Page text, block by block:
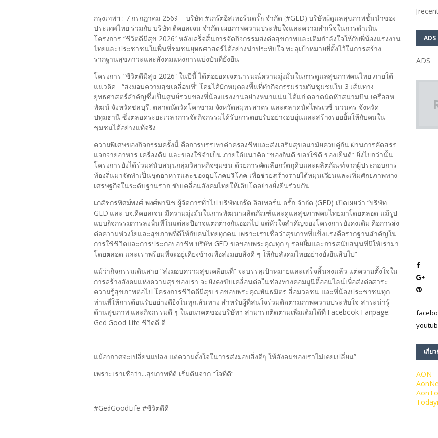
กรุงเทพฯ : 7 กรกฎาคม 2569 – บริษัท #เกร๊ตอิสเทอร์นดรั๊ก จำกัด (#GED) บริษัทผู้ดูแลสุขภาพชั้นนำของ
ประเทศไทย ร่วมกับ บริษัท ดีคอลเจน จำกัด เผยภาพความประทับใจและความสำเร็จในการดำเนิน
โครงการ “ชีวิตดีมีสุข 2026” หลังเสร็จสิ้นการจัดกิจกรรมส่งต่อสุขภาพและเติมกำลังใจให้กับพี่น้องแรงงาน
ไทยและประชาชนในพื้นที่ชุมชนยุทธศาสตร์ได้อย่างน่าประทับใจ ทะลุเป้าหมายที่ตั้งไว้ในการสร้าง
รากฐานสุขภาวะและสังคมแห่งการแบ่งปันที่ยั่งยืน
โครงการ “ชีวิตดีมีสุข 2026” ในปีนี้ ได้ต่อยอดเจตนารมณ์ความมุ่งมั่นในการดูแลสุขภาพคนไทย ภายใต้
แนวคิด “ส่งมอบความสุขเคลื่อนที่” โดยได้ปักหมุดลงพื้นที่ทำกิจกรรมร่วมกับชุมชนใน 3 เส้นทาง
ยุทธศาสตร์สำคัญซึ่งเป็นศูนย์รวมของพี่น้องแรงงานอย่างหนาแน่น ได้แก่ ตลาดนัดหัวสนามบิน เครือสห
พัฒน์ จังหวัดชลบุรี, ตลาดนัดวัดโคกขาม จังหวัดสมุทรสาคร และตลาดนัดไพรเวซี่ นวนคร จังหวัด
ปทุมธานี ซึ่งตลอดระยะเวลาการจัดกิจกรรมได้รับการตอบรับอย่างอบอุ่นและสร้างรอยยิ้มให้กับคนใน
ชุมชนได้อย่างแท้จริง
ความพิเศษของกิจกรรมครั้งนี้ คือการบรรเทาค่าครองชีพและส่งเสริมสุขอนามัยควบคู่กัน ผ่านการคัดสรร
แจกจ่ายอาหาร เครื่องดื่ม และของใช้จำเป็น ภายใต้แนวคิด “ของกินดี ของใช้ดี ของเย็นดี” ยิ่งไปกว่านั้น
โครงการยังได้ร่วมสนับสนุนกลุ่มวิสาหกิจชุมชน ด้วยการคัดเลือกวัตถุดิบและผลิตภัณฑ์จากผู้ประกอบการ
ท้องถิ่นมาจัดทำเป็นชุดอาหารและของอุปโภคบริโภค เพื่อช่วยสร้างรายได้หมุนเวียนและเพิ่มศักยภาพทาง
เศรษฐกิจในระดับฐานราก ขับเคลื่อนสังคมไทยให้เติบโตอย่างยั่งยืนร่วมกัน
เภสัชกรพิศม์พงศ์ พงศ์พานิช ผู้จัดการทั่วไป บริษัทเกร๊ต อิสเทอร์น ดรั๊ก จำกัด (GED) เปิดเผยว่า “บริษัท
GED และ บจ.ดีคอลเจน มีความมุ่งมั่นในการพัฒนาผลิตภัณฑ์และดูแลสุขภาพคนไทยมาโดยตลอด แม้รูป
แบบกิจกรรมการลงพื้นที่ในแต่ละปีอาจแตกต่างกันออกไป แต่หัวใจสำคัญของโครงการยังคงเดิม คือการส่ง
ต่อความห่วงใยและสุขภาพที่ดีให้กับคนไทยทุกคน เพราะเราเชื่อว่าสุขภาพที่แข็งแรงคือรากฐานสำคัญใน
การใช้ชีวิตและการประกอบอาชีพ บริษัท GED ขอขอบพระคุณทุก ๆ รอยยิ้มและการสนับสนุนที่มีให้เรามา
โดยตลอด และเราพร้อมที่จะอยู่เคียงข้างเพื่อส่งมอบสิ่งดี ๆ ให้กับสังคมไทยอย่างยั่งยืนสืบไป”
แม้ว่ากิจกรรมเดินสาย “ส่งมอบความสุขเคลื่อนที่” จะบรรลุเป้าหมายและเสร็จสิ้นลงแล้ว แต่ความตั้งใจใน
การสร้างสังคมแห่งความสุขของเรา จะยังคงขับเคลื่อนต่อในช่องทางคอมมูนิตี้ออนไลน์เพื่อส่งต่อสาระ
ความรู้สุขภาพต่อไป โครงการชีวิตดีมีสุข ขอขอบพระคุณพันธมิตร สื่อมวลชน และพี่น้องประชาชนทุก
ท่านที่ให้การต้อนรับอย่างดียิ่งในทุกเส้นทาง สำหรับผู้ที่สนใจร่วมติดตามภาพความประทับใจ สาระน่ารู้
ด้านสุขภาพ และกิจกรรมดี ๆ ในอนาคตของบริษัทฯ สามารถติดตามเพิ่มเติมได้ที่ Facebook Fanpage:
Ged Good Life ชีวิตดี ดี
แม้อากาศจะเปลี่ยนแปลง แต่ความตั้งใจในการส่งมอบสิ่งดีๆ ให้สังคมของเราไม่เคยเปลี่ยน”
เพราะเราเชื่อว่า...สุขภาพที่ดี เริ่มต้นจาก “ใจที่ดี”
#GedGoodLife #ชีวิตดีดี
ADS
ADS
เกี่ย
AON